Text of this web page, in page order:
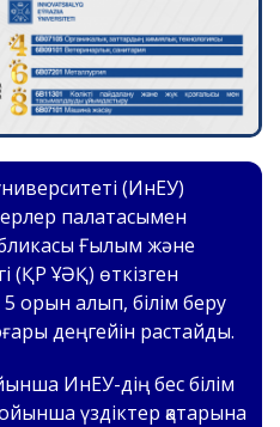
(ИнЕУ)
палатасымен
Ғылым және
(ҚР ҰӘҚ) өткізген
орын алып, білім беру
деңгейін растайды.
ИнЕУ-дің бес білім
үздіктер қатарына